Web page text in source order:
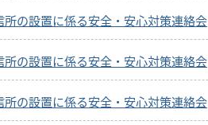
の設置に係る安全・安心対策連絡会
の設置に係る安全・安心対策連絡会
の設置に係る安全・安心対策連絡会